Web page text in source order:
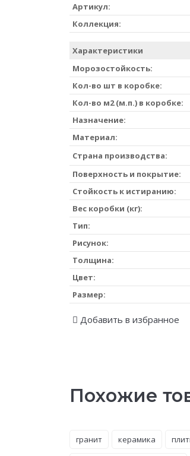
Артикул:
Коллекция:
Характеристики
Морозостойкость:
Кол-во шт в коробке:
Кол-во м2 (м.п.) в коробке:
Назначение:
Материал:
Страна производства:
Поверхность и покрытие:
Стойкость к истиранию:
Вес коробки (кг):
Тип:
Рисунок:
Толщина:
Цвет:
Размер:
Добавить в избранное
Похожие
гранит керамика